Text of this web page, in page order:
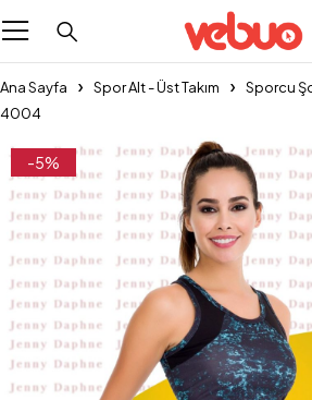
Ana Sayfa Spor Alt - Üst Takım
Sporcu
4004
-5%